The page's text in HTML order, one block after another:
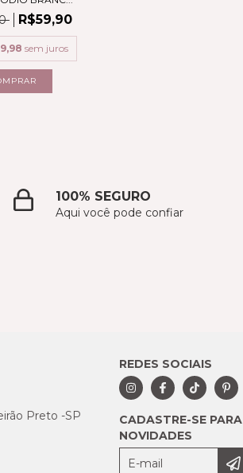
R$59,90
sem juros
100% SEGURO
Aqui você pode confiar
Preto -SP
REDES SOCIAIS
CADASTRE-SE PARA
NOVIDADES